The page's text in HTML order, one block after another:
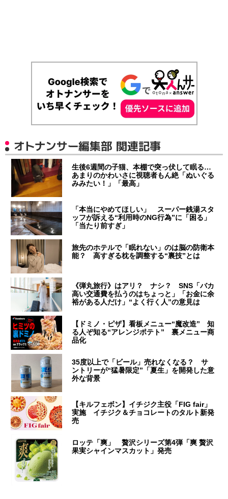
オトナンサー編集部 関連記事
生後6週間の子猫、本棚で突っ伏して眠る…
あまりのかわいさに視聴者もん絶「ぬいぐる
みみたい！」「最高」
「本当にやめてほしい」 スーパー銭湯スタ
ッフが訴える“利用時のNG行為”に「困る」
「当たり前すぎ」
旅先のホテルで「眠れない」のは脳の防衛本
能？ 高すぎる枕を調整する“裏技”とは
《弾丸旅行》はアリ？ ナシ？ SNS「バカ
高い交通費を払うのはちょっと」「お金に余
裕がある人だけ」“よく行く人”の意見は
【ドミノ・ピザ】看板メニュー“魔改造” 知
る人ぞ知る“アレンジポテト” 裏メニュー商
品化
35度以上で「ビール」売れなくなる？ サ
ントリーが“猛暑限定”「夏生」を開発した意
外な背景
【キルフェボン】イチジク主役「FIG fair」
実施 イチジク＆チョコレートのタルト新発
売
ロッテ「爽」 贅沢シリーズ第4弾「爽 贅沢
果実シャインマスカット」発売